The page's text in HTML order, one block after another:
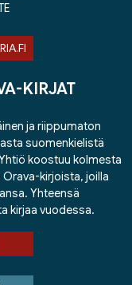
KIRJAT
ja riippumaton
suomenkielistä
koostuu kolmesta
kirjoista, joilla
Yhteensä
kirjaa vuodessa.